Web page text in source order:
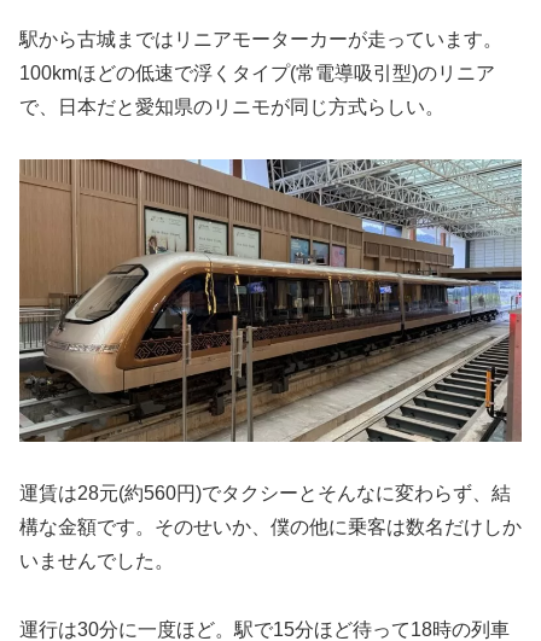
駅から古城まではリニアモーターカーが走っています。
100kmほどの低速で浮くタイプ(常電導吸引型)のリニア
で、日本だと愛知県のリニモが同じ方式らしい。
運賃は28元(約560円)でタクシーとそんなに変わらず、結
構な金額です。そのせいか、僕の他に乗客は数名だけしか
いませんでした。
運行は30分に一度ほど。駅で15分ほど待って18時の列車